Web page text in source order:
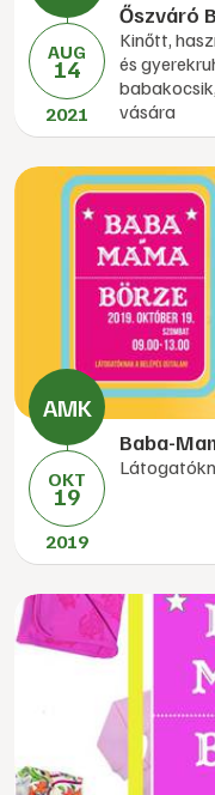
AUG
14
2021
Őszváró
Kinőtt,
és
vására
OKT
19
2019
Baba-